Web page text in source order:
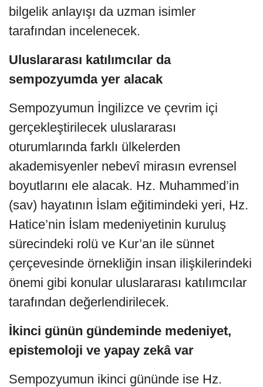
bilgelik anlayışı da uzman isimler
tarafından incelenecek.
Uluslararası katılımcılar da
sempozyumda yer alacak
Sempozyumun İngilizce ve çevrim içi
gerçekleştirilecek uluslararası
oturumlarında farklı ülkelerden
akademisyenler nebevî mirasın evrensel
boyutlarını ele alacak. Hz. Muhammed’in
(sav) hayatının İslam eğitimindeki yeri, Hz.
Hatice’nin İslam medeniyetinin kuruluş
sürecindeki rolü ve Kur’an ile sünnet
çerçevesinde örnekliğin insan ilişkilerindeki
önemi gibi konular uluslararası katılımcılar
tarafından değerlendirilecek.
İkinci günün gündeminde medeniyet,
epistemoloji ve yapay zekâ var
Sempozyumun ikinci gününde ise Hz.